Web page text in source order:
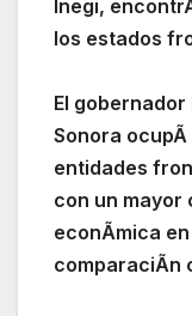
Inegi,
los estados
El
Sonora
entidades
con un mayor
econÃmica
comparaciÃn